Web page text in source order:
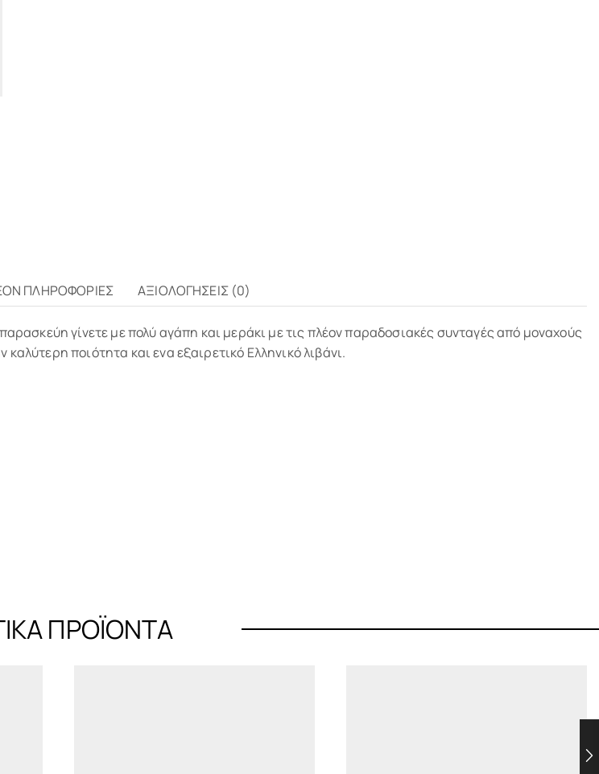
ΠΛΗΡΟΦΟΡΊΕΣ ΑΞΙΟΛΟΓΉΣΕΙΣ (0)
γίνετε με πολύ αγάπη και μεράκι με τις πλέον παραδοσιακές συνταγές από μοναχούς
ποιότητα και ενα εξαιρετικό Ελληνικό λιβάνι.
ΠΡΟΪΌΝΤΑ